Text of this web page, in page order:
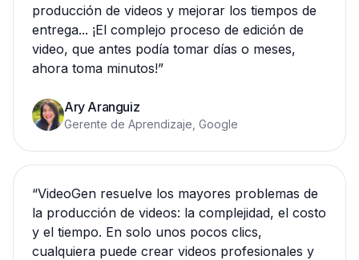
producción de videos y mejorar los tiempos de
entrega... ¡El complejo proceso de edición de
video, que antes podía tomar días o meses,
ahora toma minutos!”
Ary Aranguiz
Gerente de Aprendizaje, Google
“VideoGen resuelve los mayores problemas de
la producción de videos: la complejidad, el costo
y el tiempo. En solo unos pocos clics,
cualquiera puede crear videos profesionales y